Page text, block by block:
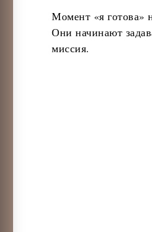
Момент «я готова»
Они начинают
миссия.